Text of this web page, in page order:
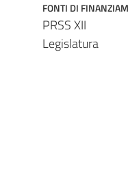
FONTI DI
PRSS XII
Legislatura